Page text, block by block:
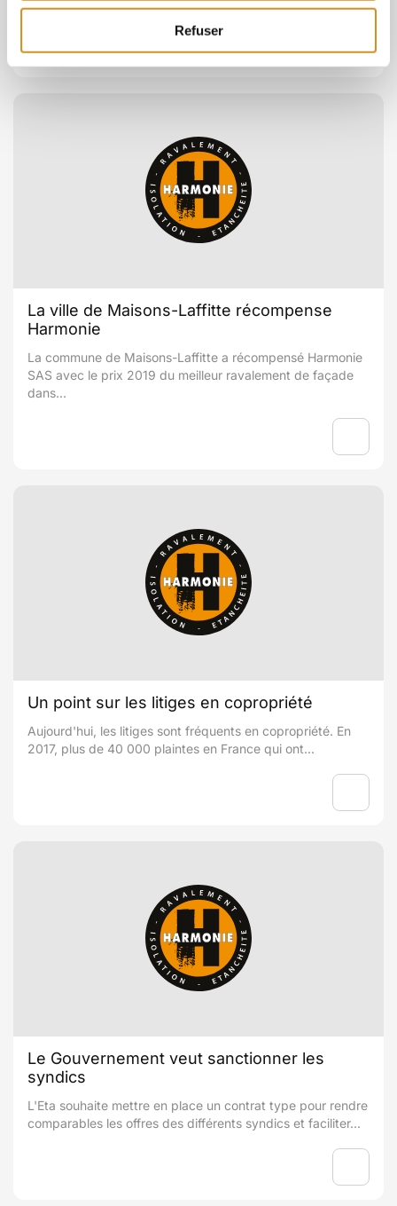
Refuser
La ville de Maisons-Laffitte récompense
Harmonie
La commune de Maisons-Laffitte a récompensé Harmonie
SAS avec le prix 2019 du meilleur ravalement de façade
dans...
Un point sur les litiges en copropriété
Aujourd'hui, les litiges sont fréquents en copropriété. En
2017, plus de 40 000 plaintes en France qui ont...
Le Gouvernement veut sanctionner les
syndics
L'Eta souhaite mettre en place un contrat type pour rendre
comparables les offres des différents syndics et faciliter...